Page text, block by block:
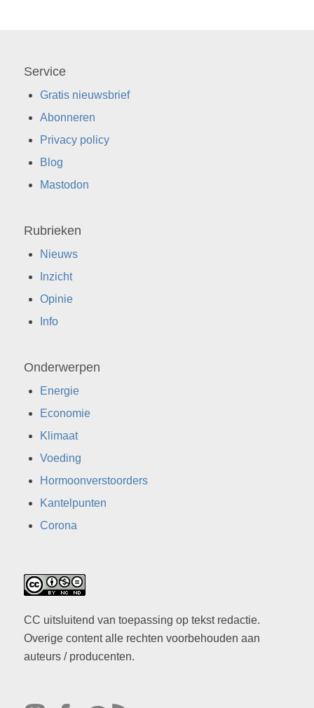
Service
Gratis nieuwsbrief
Abonneren
Privacy policy
Blog
Mastodon
Rubrieken
Nieuws
Inzicht
Opinie
Info
Onderwerpen
Energie
Economie
Klimaat
Voeding
Hormoonverstoorders
Kantelpunten
Corona
CC uitsluitend van toepassing op tekst redactie.
Overige content alle rechten voorbehouden aan
auteurs / producenten.